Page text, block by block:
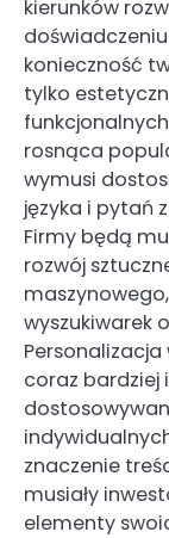
kierunków
konieczność
tylko
funkcjonalnych
rosnąca
wymusi
języka i pytań
Firmy będą
rozwój
wyszukiwarek
coraz bardziej
znaczenie
musiały
elementy